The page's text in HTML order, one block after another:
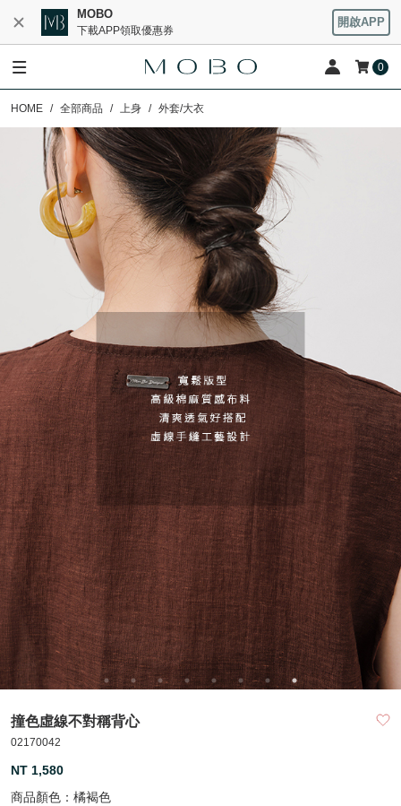
MOBO
下載APP領取優惠券
開啟APP
0
HOME 全部商品 上身 外套/大衣
撞色虛線不對稱背心
02170042
NT 1,580
商品顏色： 橘褐色